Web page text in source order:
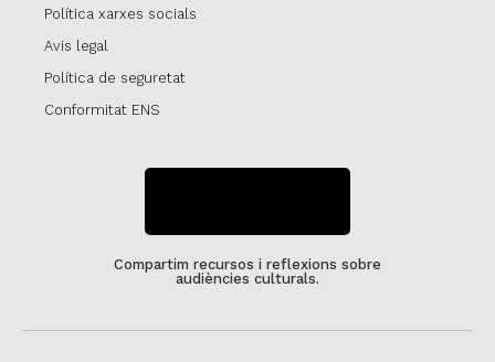
Política xarxes socials
Avis legal
Política de seguretat
Conformitat ENS
Compartim recursos i reflexions sobre
audiències culturals.